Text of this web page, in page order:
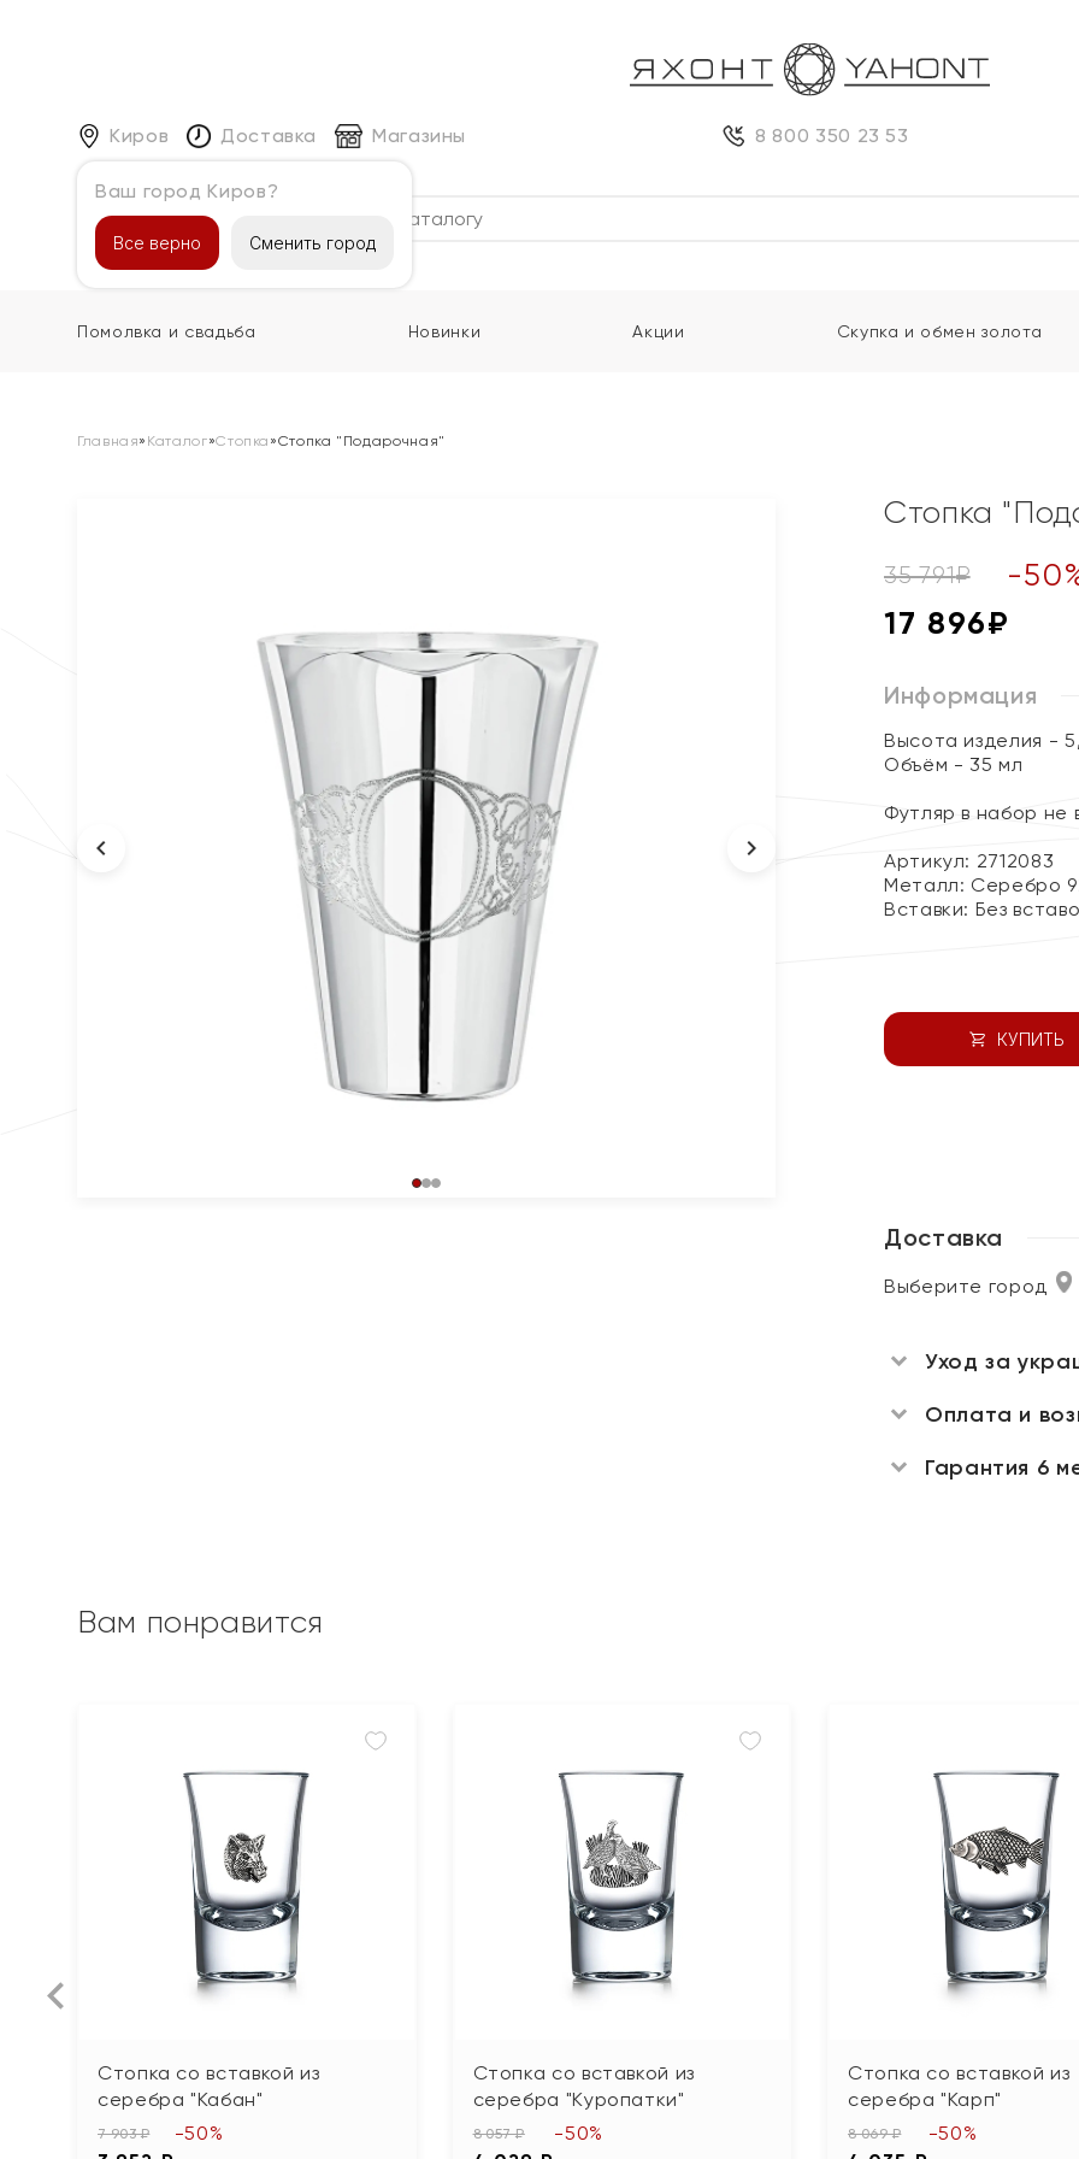
Киров
Ваш город Киров?
Все верно Сменить город
Доставка Магазины 8 800 350 23 53
Каталог
Помолвка и свадьба Новинки Акции Скупка и обмен золота
Главная» Каталог»Стопка »Стопка "Подарочная"
Стопка
35 791₽ -50
17 896₽
Информация
Высота изделия -
Объём - 35 мл
Футляр в набор не
Артикул: 2712083
Металл: Серебро
Вставки: Без
КУПИТЬ
Доставка
Выберите город
Уход за
Оплата и
Гарантия 6
Вам понравится
Стопка со вставкой из
серебра "Кабан"
7 903 ₽ -50%
Стопка со вставкой из
серебра "Куропатки"
8 057 ₽ -50%
Стопка со вставкой из
серебра "Карп"
8 069 ₽ -50%